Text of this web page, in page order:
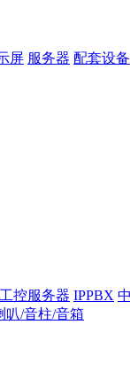
屏 服务器 配套设备
工控服务器 IPPBX
叭/音柱/音箱